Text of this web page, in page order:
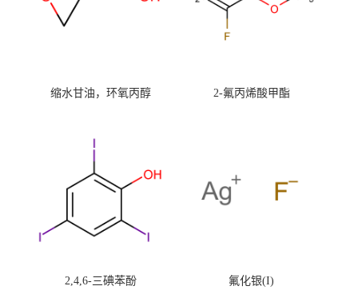
缩水甘油，环氧丙醇 2-氟丙烯酸甲酯
2,4,6-三碘苯酚 氟化银(I)